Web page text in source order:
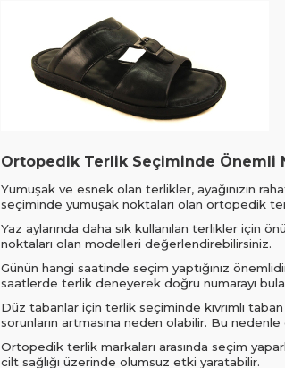
Ortopedik Terlik Seçiminde Önemli
Yumuşak ve esnek olan terlikler, ayağınızın
seçiminde yumuşak noktaları olan ortopedik
Yaz aylarında daha sık kullanılan terlikler için
noktaları olan modelleri değerlendirebilirsiniz.
Günün hangi saatinde seçim yaptığınız
saatlerde terlik deneyerek doğru numarayı
Düz tabanlar için terlik seçiminde kıvrımlı
sorunların artmasına neden olabilir. Bu nedenle
Ortopedik terlik markaları arasında seçim
cilt sağlığı üzerinde olumsuz etki yaratabilir.